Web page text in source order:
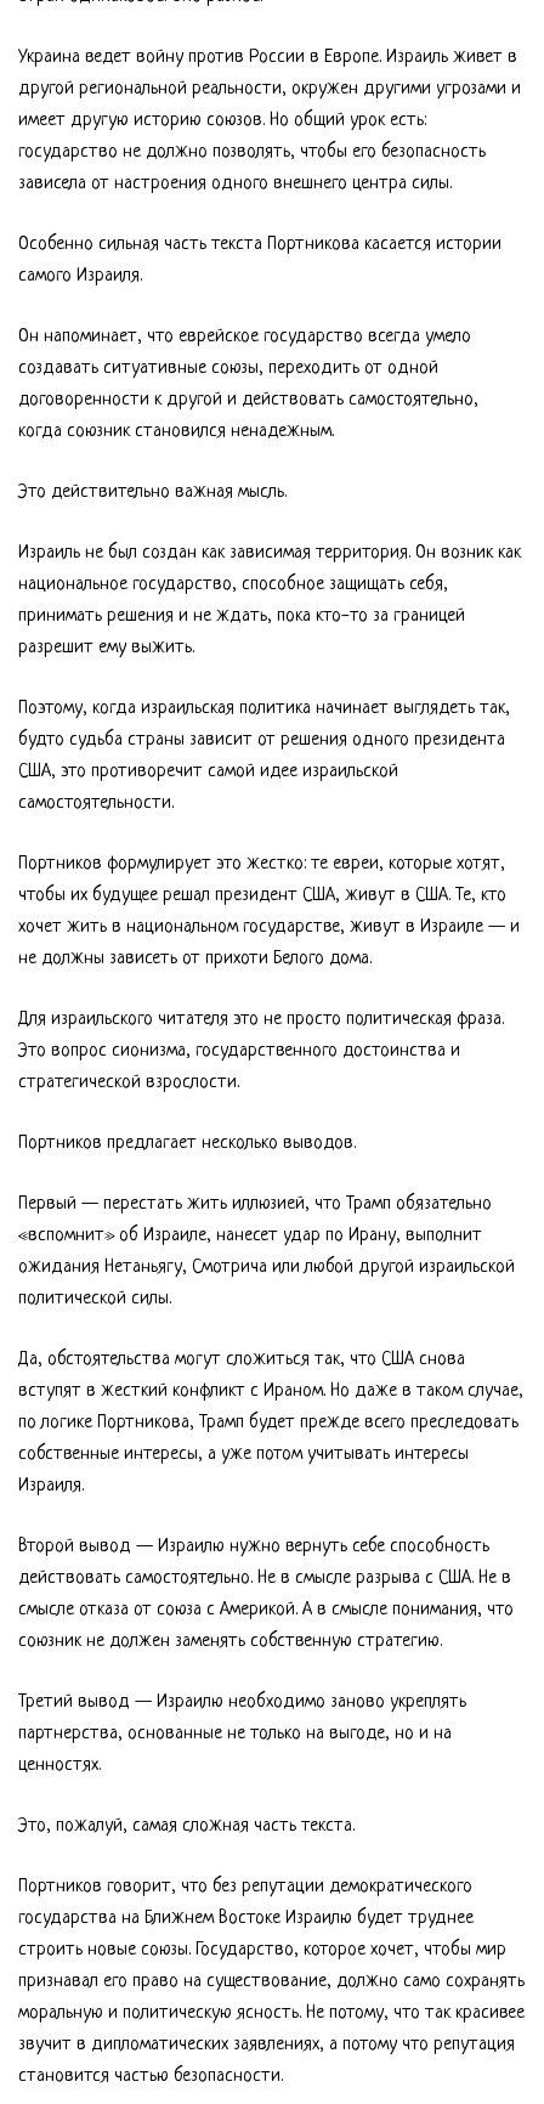
Украина ведет войну против России в Европе. Израиль живет в
другой региональной реальности, окружен другими угрозами и
имеет другую историю союзов. Но общий урок есть:
государство не должно позволять, чтобы его безопасность
зависела от настроения одного внешнего центра силы.
Особенно сильная часть текста Портникова касается истории
самого Израиля.
Он напоминает, что еврейское государство всегда умело
создавать ситуативные союзы, переходить от одной
договоренности к другой и действовать самостоятельно,
когда союзник становился ненадежным.
Это действительно важная мысль.
Израиль не был создан как зависимая территория. Он возник как
национальное государство, способное защищать себя,
принимать решения и не ждать, пока кто-то за границей
разрешит ему выжить.
Поэтому, когда израильская политика начинает выглядеть так,
будто судьба страны зависит от решения одного президента
США, это противоречит самой идее израильской
самостоятельности.
Портников формулирует это жестко: те евреи, которые хотят,
чтобы их будущее решал президент США, живут в США. Те, кто
хочет жить в национальном государстве, живут в Израиле — и
не должны зависеть от прихоти Белого дома.
Для израильского читателя это не просто политическая фраза.
Это вопрос сионизма, государственного достоинства и
стратегической взрослости.
Портников предлагает несколько выводов.
Первый — перестать жить иллюзией, что Трамп обязательно
«вспомнит» об Израиле, нанесет удар по Ирану, выполнит
ожидания Нетаньягу, Смотрича или любой другой израильской
политической силы.
Да, обстоятельства могут сложиться так, что США снова
вступят в жесткий конфликт с Ираном. Но даже в таком случае,
по логике Портникова, Трамп будет прежде всего преследовать
собственные интересы, а уже потом учитывать интересы
Израиля.
Второй вывод — Израилю нужно вернуть себе способность
действовать самостоятельно. Не в смысле разрыва с США. Не в
смысле отказа от союза с Америкой. А в смысле понимания, что
союзник не должен заменять собственную стратегию.
Третий вывод — Израилю необходимо заново укреплять
партнерства, основанные не только на выгоде, но и на
ценностях.
Это, пожалуй, самая сложная часть текста.
Портников говорит, что без репутации демократического
государства на Ближнем Востоке Израилю будет труднее
строить новые союзы. Государство, которое хочет, чтобы мир
признавал его право на существование, должно само сохранять
моральную и политическую ясность. Не потому, что так красивее
звучит в дипломатических заявлениях, а потому что репутация
становится частью безопасности.